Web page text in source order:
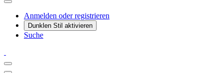
Anmelden oder registrieren
Dunklen Stil aktivieren
Suche